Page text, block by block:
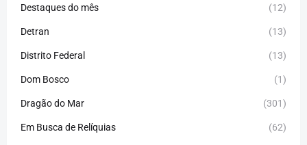
Destaques do mês (12)
Detran (13)
Distrito Federal (13)
Dom Bosco (1)
Dragão do Mar (301)
Em Busca de Relíquias (62)